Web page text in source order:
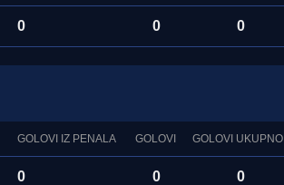
0 0 0
GOLOVI IZ PENALA GOLOVI GOLOVI UKUPNO
0 0 0